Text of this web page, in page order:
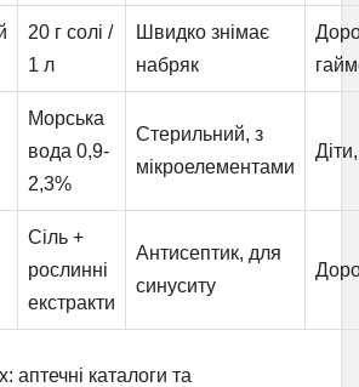
20 г солі /
1 л
Швидко знімає
набряк
Морська
вода 0,9-
2,3%
Стерильний, з
мікроелементами
Діти,
Сіль +
рослинні
екстракти
Антисептик, для
синуситу
аптечні каталоги та